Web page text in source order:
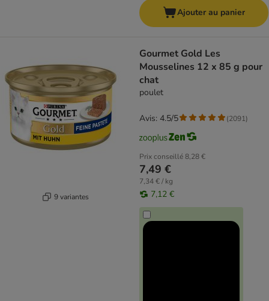
Ajouter au panier
9 variantes
Gourmet Gold Les
Mousselines 12 x 85 g pour
chat
poulet
Prix conseillé8,28 €
7,49 €
7,34 € / kg
7,12 €
Avis: 4.5/5 (2091)